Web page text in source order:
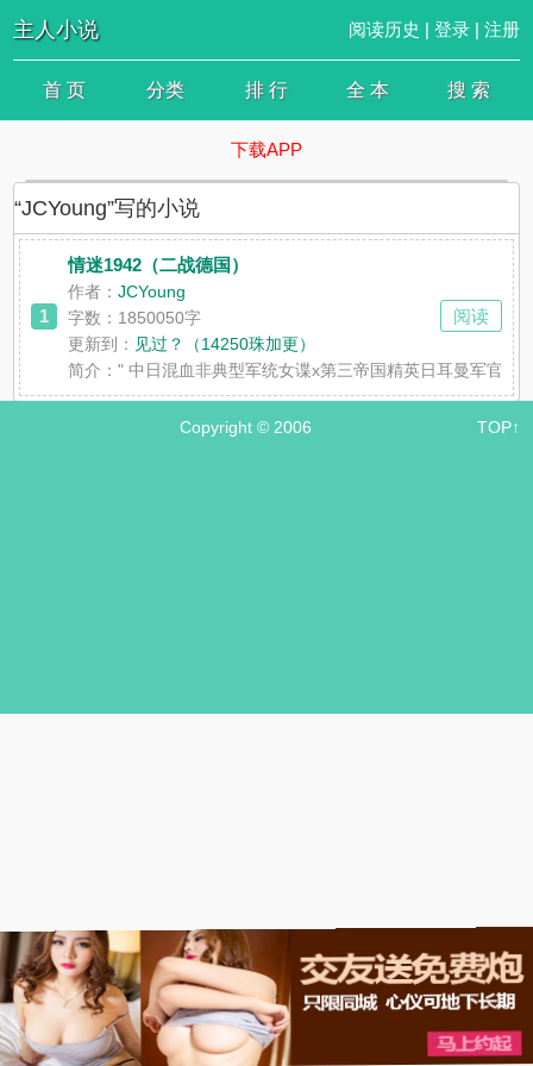
主人小说 阅读历史 | 登录| 注册
首 页 分类 排 行 全 本 搜 索
下载APP
“JCYoung”写的小说
1
情迷1942（二战德国）
作者：JCYoung
字数：1850050字
更新到： 见过？（14250珠加更）
简介：" 中日混血非典型军统女谍x第三帝国精英日耳曼军官娇
阅读
Copyright © 2006 TOP↑